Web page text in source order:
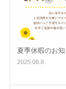
夏季休暇のお
2025.08.8